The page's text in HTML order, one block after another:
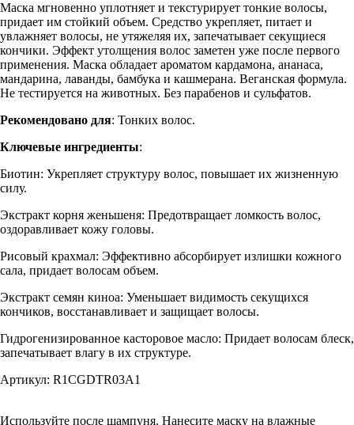
Маска мгновенно уплотняет и текстурирует тонкие волосы,
придает им стойкий объем. Средство укрепляет, питает и
увлажняет волосы, не утяжеляя их, запечатывает секущиеся
кончики. Эффект утолщения волос заметен уже после первого
применения. Маска обладает ароматом кардамона, ананаса,
мандарина, лаванды, бамбука и кашмерана. Веганская формула.
Не тестируется на животных. Без парабенов и сульфатов.
Рекомендовано для: Тонких волос.
Ключевые ингредиенты:
Биотин: Укрепляет структуру волос, повышает их жизненную
силу.
Экстракт корня женьшеня: Предотвращает ломкость волос,
оздоравливает кожу головы.
Рисовый крахмал: Эффективно абсорбирует излишки кожного
сала, придает волосам объем.
Экстракт семян киноа: Уменьшает видимость секущихся
кончиков, восстанавливает и защищает волосы.
Гидрогенизированное касторовое масло: Придает волосам блеск,
запечатывает влагу в их структуре.
Артикул: R1CGDTR03A1
Используйте после шампуня. Нанесите маску на влажные